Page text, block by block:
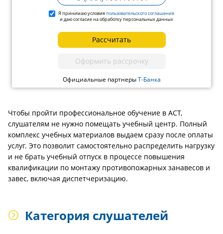
Я принимаю условияпользовательского соглашения
и даю согласие на обработку персональных данных
Рассчитать
Оформить рассрочку
Официальные партнерыТ-Банка
Чтобы пройти профессиональное обучение в АСТ,
слушателям не нужно помещать учебный центр. Полный
комплекс учебных материалов выдаем сразу после оплаты
услуг. Это позволит самостоятельно распределить нагрузку
и не брать учебный отпуск в процессе повышения
квалификации по монтажу противопожарных занавесов и
завес, включая диспетчеризацию.
Категория слушателей